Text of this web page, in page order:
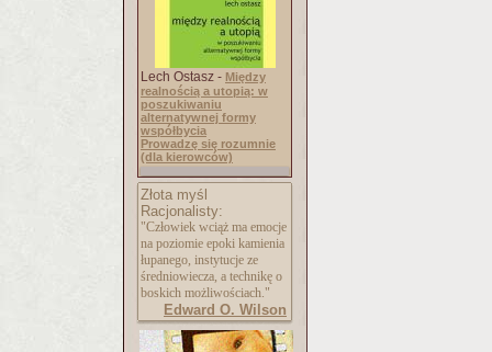
Lech Ostasz - Między
realnością a utopią: w
poszukiwaniu
alternatywnej formy
współbycia
Prowadzę się rozumnie
(dla kierowców)
Złota myśl
Racjonalisty:
"Człowiek wciąż ma emocje
na poziomie epoki kamienia
łupanego, instytucje ze
średniowiecza, a technikę o
boskich możliwościach."
Edward O. Wilson